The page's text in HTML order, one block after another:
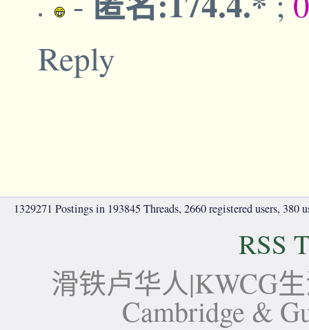
Reply
1329271 Postings in 193845 Threads, 2660 registered users, 380
RSS
滑铁卢华人|KWCG
Cambridge &